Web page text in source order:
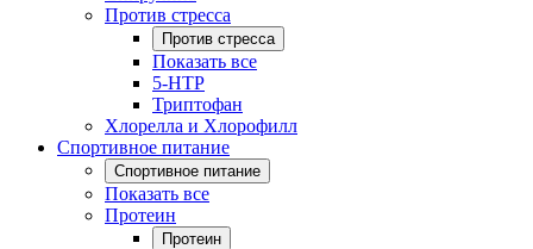
Против стресса
Против стресса
Показать все
5-HTP
Триптофан
Хлорелла и Хлорофилл
Спортивное питание
Спортивное питание
Показать все
Протеин
Протеин